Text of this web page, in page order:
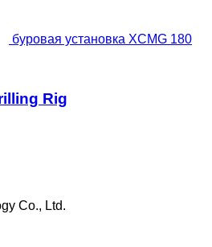
буровая установка XCMG 180
Rig
Co., Ltd.